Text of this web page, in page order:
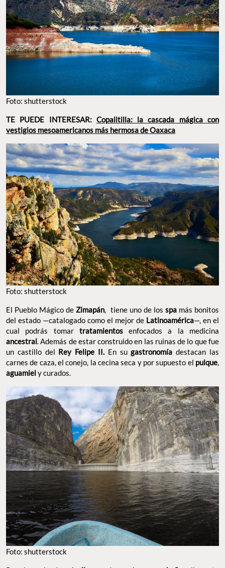
Foto: shutterstock
TE PUEDE INTERESAR: Copalitilla: la cascada mágica con
vestigios mesoamericanos más hermosa de Oaxaca
Foto: shutterstock
El Pueblo Mágico deZimapán, tiene uno de los spamás bonitos
del estado —catalogado como el mejor de Latinoamérica—, en el
cual podrás tomar tratamientosenfocados a la medicina
ancestral. Además de estar construido en las ruinas de lo que fue
un castillo del Rey Felipe II. En sugastronomía destacan las
carnes de caza, el conejo, la cecina seca y por supuesto el pulque,
aguamiely curados.
Foto: shutterstock